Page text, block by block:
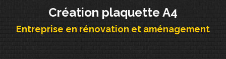
Création plaquette A4
Entreprise en rénovation et aménagement